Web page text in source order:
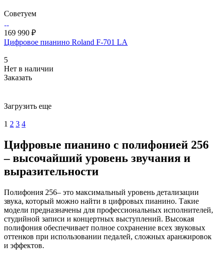
Советуем
169 990 ₽
Цифровое пианино Roland F-701 LA
5
Нет в наличии
Заказать
Загрузить еще
1 2 3 4
Цифровые пианино с полифонией 256
– высочайший уровень звучания и
выразительности
Полифония 256– это максимальный уровень детализации
звука, который можно найти в цифровых пианино. Такие
модели предназначены для профессиональных исполнителей,
студийной записи и концертных выступлений. Высокая
полифония обеспечивает полное сохранение всех звуковых
оттенков при использовании педалей, сложных аранжировок
и эффектов.